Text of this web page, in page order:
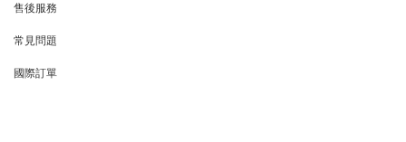
售後服務
常見問題
國際訂單